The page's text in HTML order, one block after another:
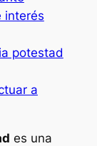
interés
potestad
a
es una